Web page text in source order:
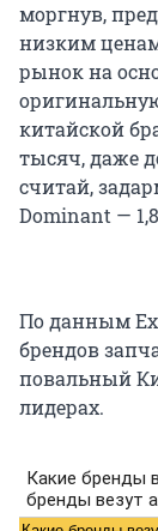
моргнув,
низким
рынок на
китайской
тысяч, даже
считай,
Dominant —
По данным
брендов
повальный
лидерах.